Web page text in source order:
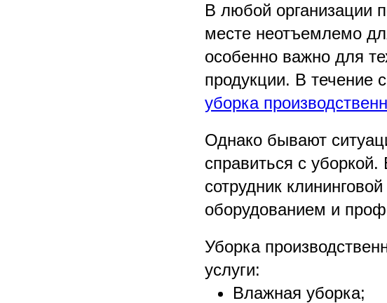
В любой организации
месте неотъемлемо
особенно важно для
продукции. В течение
уборка
Однако бывают
справиться с
сотрудник
оборудованием и
Уборка
услуги:
Влажная уборка;